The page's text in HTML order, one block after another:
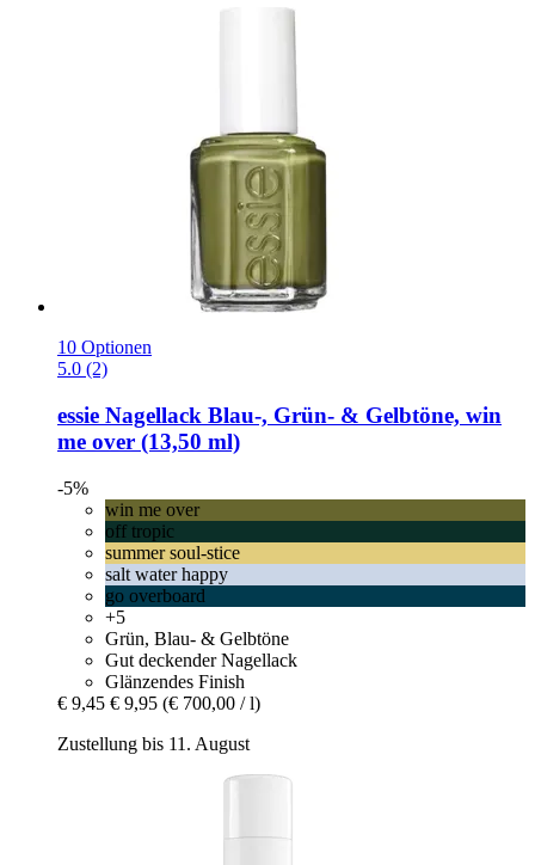
10 Optionen
5.0 (2)
essie Nagellack Blau-​, Grün-​ & Gelbtöne, win
me over (13,50 ml)
-5%
win me over
off tropic
summer soul-stice
salt water happy
go overboard
+5
Grün, Blau- & Gelbtöne
Gut deckender Nagellack
Glänzendes Finish
€ 9,45 € 9,95 (€ 700,00 / l)
Zustellung bis 11. August